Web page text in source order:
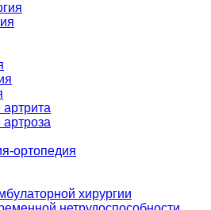
ортопедия
хирургии